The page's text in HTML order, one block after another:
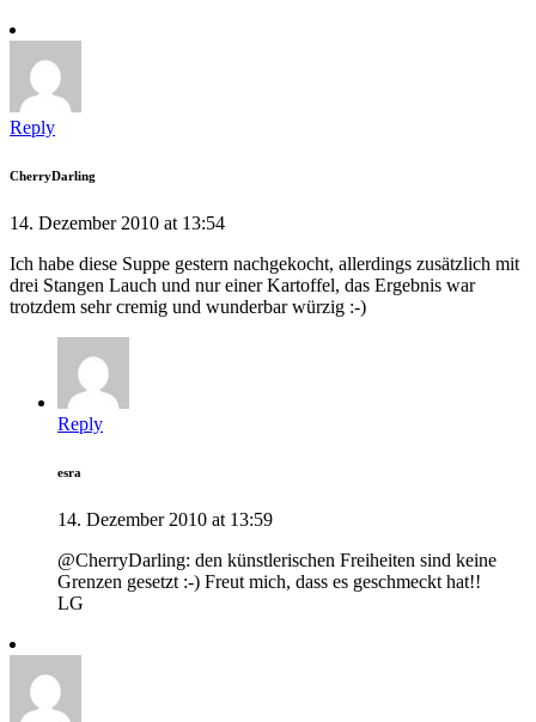
Reply
CherryDarling
14. Dezember 2010 at 13:54
Ich habe diese Suppe gestern nachgekocht, allerdings zusätzlich mit
drei Stangen Lauch und nur einer Kartoffel, das Ergebnis war
trotzdem sehr cremig und wunderbar würzig :-)
Reply
esra
14. Dezember 2010 at 13:59
@CherryDarling: den künstlerischen Freiheiten sind keine
Grenzen gesetzt :-) Freut mich, dass es geschmeckt hat!!
LG